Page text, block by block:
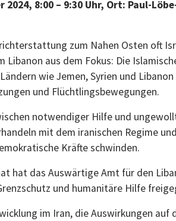
2024, 8:00 – 9:30 Uhr, Ort: Paul-
zum Nahen Osten oft
Libanon aus dem Fokus: Die
wie Jemen, Syrien und
und Flüchtlingsbewegungen.
notwendiger Hilfe und
mit dem iranischen Regime
Kräfte schwinden.
hat das Auswärtige Amt für den
und humanitäre Hilfe
im Iran, die Auswirkungen